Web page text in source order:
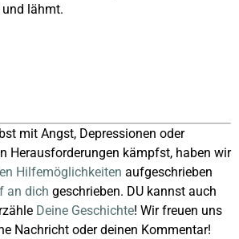
lähmt.
mit Angst, Depressionen oder
Herausforderungen kämpfst, haben wir
Hilfemöglichkeiten aufgeschrieben
an dich geschrieben. DU kannst auch
Deine Geschichte! Wir freuen uns
Nachricht oder deinen Kommentar!